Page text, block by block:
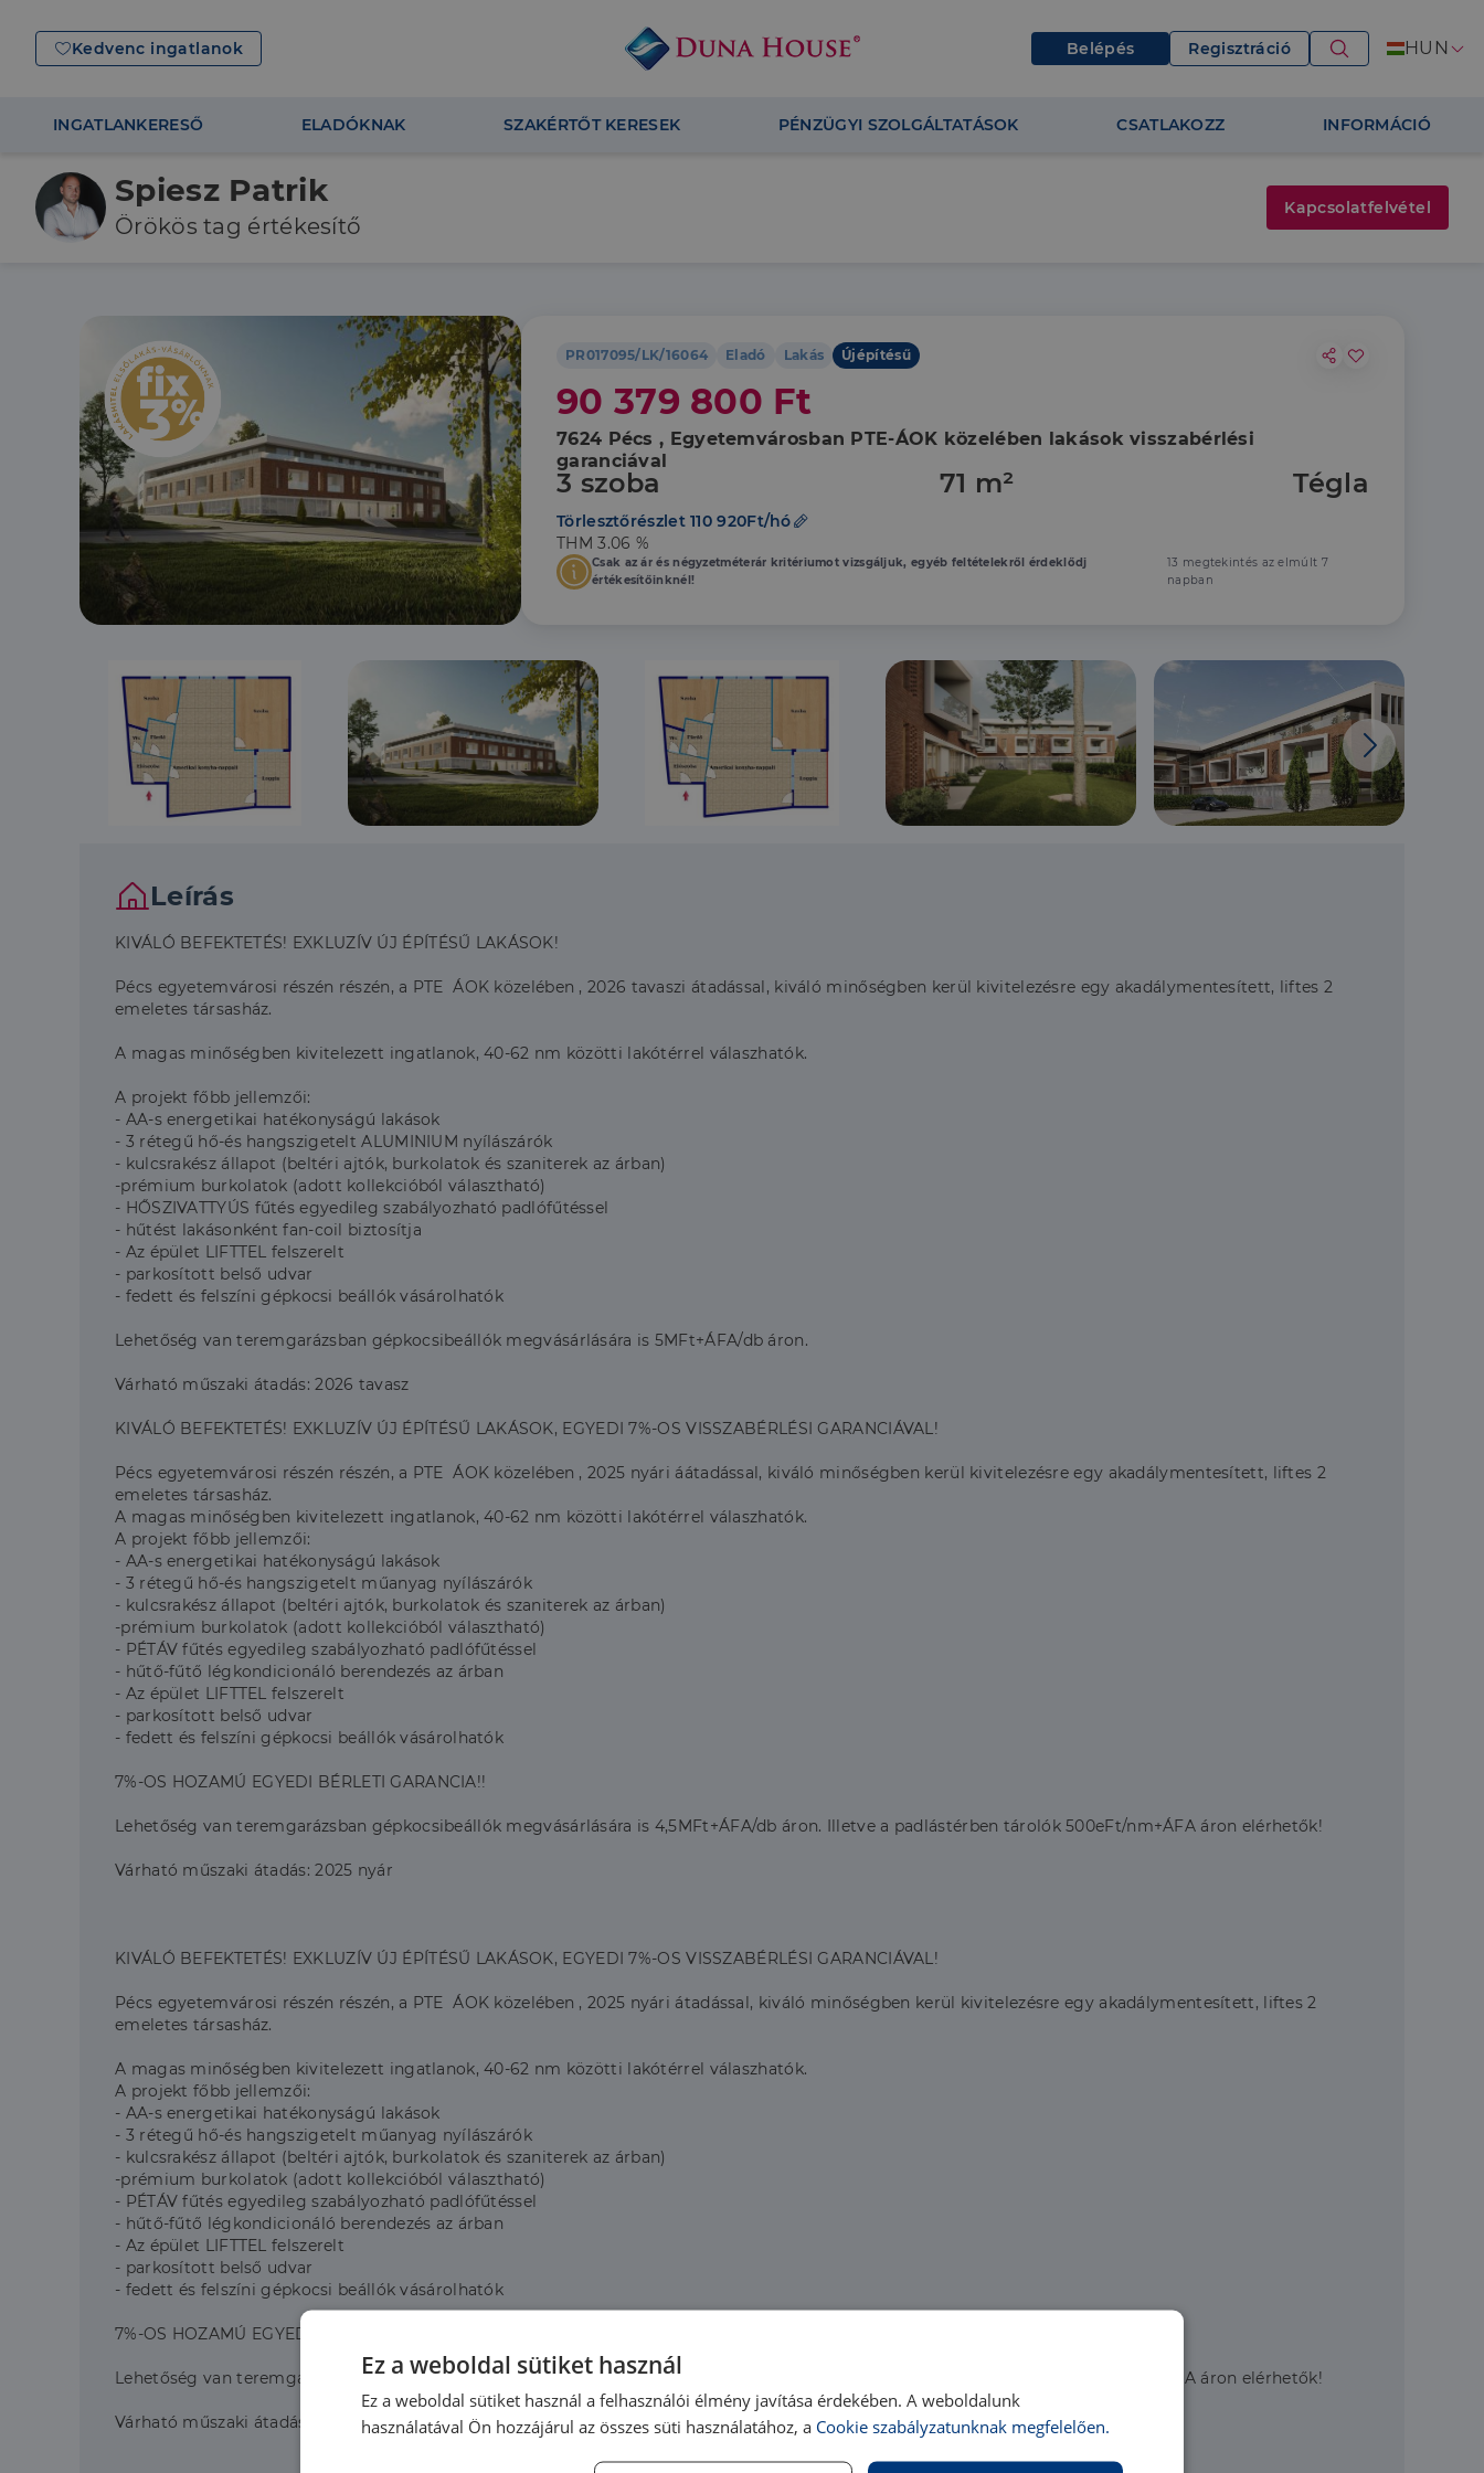
Kedvenc ingatlanok Belépés Regisztráció HUN
INGATLANKERESŐ ELADÓKNAK SZAKÉRTŐT KERESEK PÉNZÜGYI SZOLGÁLTATÁSOK CSATLAKOZZ INFORMÁCIÓ
PR017095/LK/16064 Eladó Lakás Újépítésű
90 379 800 Ft
7624 Pécs , Egyetemvárosban PTE-ÁOK közelében lakások visszabérlési
garanciával
3 szoba 71 m² Tégla
Törlesztőrészlet 110 920Ft/hó
THM 3.06 %
Csak az ár és négyzetméterár kritériumot vizsgáljuk, egyéb feltételekről érdeklődj
értékesítőinknél!
13 megtekintés az elmúlt 7
napban
Leírás
KIVÁLÓ BEFEKTETÉS! EXKLUZÍV ÚJ ÉPÍTÉSŰ LAKÁSOK!
Pécs egyetemvárosi részén részén, a PTE ÁOK közelében , 2026 tavaszi átadással, kiváló minőségben kerül kivitelezésre egy akadálymentesített, liftes 2
emeletes társasház.
A magas minőségben kivitelezett ingatlanok, 40-62 nm közötti lakótérrel válaszhatók.
A projekt főbb jellemzői:
- AA-s energetikai hatékonyságú lakások
- 3 rétegű hő-és hangszigetelt ALUMINIUM nyílászárók
- kulcsrakész állapot (beltéri ajtók, burkolatok és szaniterek az árban)
-prémium burkolatok (adott kollekcióból választható)
- HŐSZIVATTYÚS fűtés egyedileg szabályozható padlófűtéssel
- hűtést lakásonként fan-coil biztosítja
- Az épület LIFTTEL felszerelt
- parkosított belső udvar
- fedett és felszíni gépkocsi beállók vásárolhatók
Lehetőség van teremgarázsban gépkocsibeállók megvásárlására is 5MFt+ÁFA/db áron.
Várható műszaki átadás: 2026 tavasz
KIVÁLÓ BEFEKTETÉS! EXKLUZÍV ÚJ ÉPÍTÉSŰ LAKÁSOK, EGYEDI 7%-OS VISSZABÉRLÉSI GARANCIÁVAL!
Pécs egyetemvárosi részén részén, a PTE ÁOK közelében , 2025 nyári áátadással, kiváló minőségben kerül kivitelezésre egy akadálymentesített, liftes 2
emeletes társasház.
A magas minőségben kivitelezett ingatlanok, 40-62 nm közötti lakótérrel válaszhatók.
A projekt főbb jellemzői:
- AA-s energetikai hatékonyságú lakások
- 3 rétegű hő-és hangszigetelt műanyag nyílászárók
- kulcsrakész állapot (beltéri ajtók, burkolatok és szaniterek az árban)
-prémium burkolatok (adott kollekcióból választható)
- PÉTÁV fűtés egyedileg szabályozható padlófűtéssel
- hűtő-fűtő légkondicionáló berendezés az árban
- Az épület LIFTTEL felszerelt
- parkosított belső udvar
- fedett és felszíni gépkocsi beállók vásárolhatók
7%-OS HOZAMÚ EGYEDI BÉRLETI GARANCIA!!
Lehetőség van teremgarázsban gépkocsibeállók megvásárlására is 4,5MFt+ÁFA/db áron. Illetve a padlástérben tárolók 500eFt/nm+ÁFA áron elérhetők!
Várható műszaki átadás: 2025 nyár
KIVÁLÓ BEFEKTETÉS! EXKLUZÍV ÚJ ÉPÍTÉSŰ LAKÁSOK, EGYEDI 7%-OS VISSZABÉRLÉSI GARANCIÁVAL!
Pécs egyetemvárosi részén részén, a PTE ÁOK közelében , 2025 nyári átadással, kiváló minőségben kerül kivitelezésre egy akadálymentesített, liftes 2
emeletes társasház.
A magas minőségben kivitelezett ingatlanok, 40-62 nm közötti lakótérrel válaszhatók.
A projekt főbb jellemzői:
- AA-s energetikai hatékonyságú lakások
- 3 rétegű hő-és hangszigetelt műanyag nyílászárók
- kulcsrakész állapot (beltéri ajtók, burkolatok és szaniterek az árban)
-prémium burkolatok (adott kollekcióból választható)
- PÉTÁV fűtés egyedileg szabályozható padlófűtéssel
- hűtő-fűtő légkondicionáló berendezés az árban
- Az épület LIFTTEL felszerelt
- parkosított belső udvar
- fedett és felszíni gépkocsi beállók vásárolhatók
7%-OS HOZAMÚ EGYEDI BÉRLETI GARANCIA!!
Lehetőség van teremgarázsban gépkocsibeállók megvásárlására is 4,5MFt+ÁFA/db áron. Illetve a padlástérben tárolók 500eFt/nm+ÁFA áron elérhetők!
Várható műszaki átadás: 2025 nyár
Spiesz Patrik
Örökös tag értékesítő
Kapcsolatfelvétel
Ez a weboldal sütiket használ
Ez a weboldal sütiket használ a felhasználói élmény javítása érdekében. A weboldalunk
használatával Ön hozzájárul az összes süti használatához, a Cookie szabályzatunknak megfelelően.